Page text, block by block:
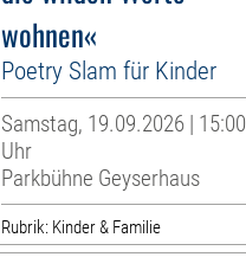
wohnen«
Poetry Slam für Kinder
Samstag, 19.09.2026 | 15:00
Uhr
Parkbühne Geyserhaus
Rubrik: Kinder & Familie